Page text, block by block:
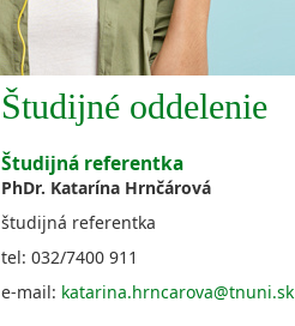
Študijné oddelenie
Študijná referentka
PhDr. Katarína Hrnčárová
študijná referentka
tel: 032/7400 911
e-mail: katarina.hrncarova@tnuni.sk